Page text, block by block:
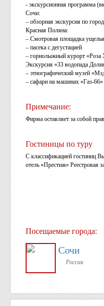
- экскурсионная программа
Сочи:
– обзорная экскурсия по
Красная Поляна:
– Смотровая площадка
– пасека с дегустацией
– горнолыжный курорт «Роза
Экскурсия «33 водопада
– этнографический музей
– сафари на машинах «Газ-
Примечание:
Фирма оставляет за собой
Гостиницы по туру
С классификацией гостиниц
отель «Престиж» Реестровая
Посещаемые города:
Сочи
Россия